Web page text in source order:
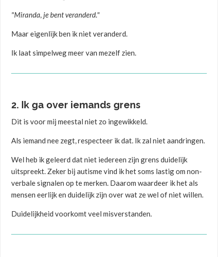
"Miranda, je bent veranderd."
Maar eigenlijk ben ik niet veranderd.
Ik laat simpelweg meer van mezelf zien.
2. Ik ga over iemands grens
Dit is voor mij meestal niet zo ingewikkeld.
Als iemand nee zegt, respecteer ik dat. Ik zal niet aandringen.
Wel heb ik geleerd dat niet iedereen zijn grens duidelijk
uitspreekt. Zeker bij autisme vind ik het soms lastig om non-
verbale signalen op te merken. Daarom waardeer ik het als
mensen eerlijk en duidelijk zijn over wat ze wel of niet willen.
Duidelijkheid voorkomt veel misverstanden.